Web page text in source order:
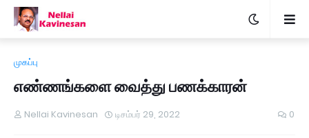
முகப்பு
எண்ணங்களை வைத்து பணக்காரன்
Nellai Kavinesan டிசம்பர் 29, 2022 0